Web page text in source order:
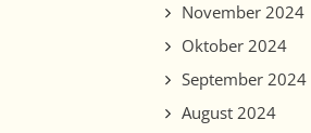
November 2024
Oktober 2024
September 2024
August 2024